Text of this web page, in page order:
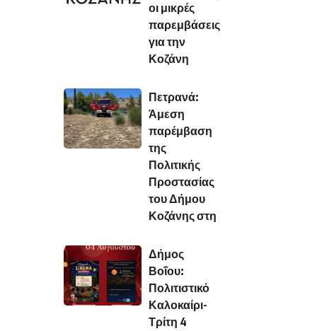
οι μικρές
παρεμβάσεις
για την
Κοζάνη
Πετρανά:
Άμεση
παρέμβαση
της
Πολιτικής
Προστασίας
του Δήμου
Κοζάνης στη
Δήμος
Βοΐου:
Πολιτιστικό
Καλοκαίρι-
Τρίτη 4